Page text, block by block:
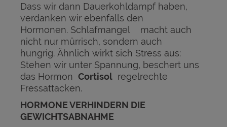
Dass wir dann Dauerkohldampf haben,
verdanken wir ebenfalls den
Hormonen. Schlafmangel
macht auch
nicht nur mürrisch, sondern auch
hungrig. Ähnlich wirkt sich Stress aus:
Stehen wir unter Spannung, beschert uns
das Hormon Cortisol regelrechte
Fressattacken.
HORMONE VERHINDERN DIE
GEWICHTSABNAHME